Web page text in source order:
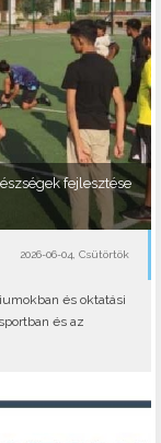
fejlesztése
2026-06-04, Csütörtök
és oktatási
és az